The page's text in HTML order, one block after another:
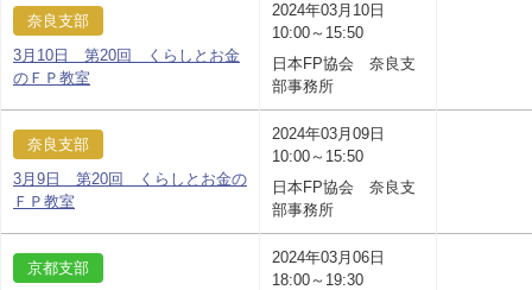
奈良支部
3月10日 第20回 くらしとお金
のＦＰ教室
2024年03月10日
10:00～15:50
日本FP協会 奈良支
部事務所
奈良支部
3月9日 第20回 くらしとお金の
ＦＰ教室
2024年03月09日
10:00～15:50
日本FP協会 奈良支
部事務所
京都支部
2024年03月06日
18:00～19:30